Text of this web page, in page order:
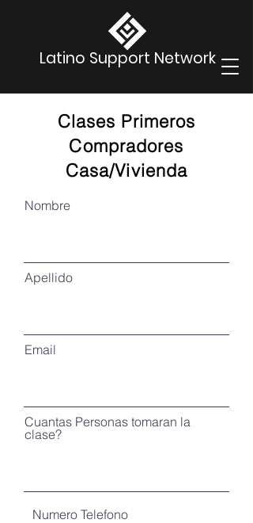
Latino Support Network
Clases Primeros
Compradores
Casa/Vivienda
Nombre
Apellido
Email
Cuantas Personas tomaran la
clase?
Numero Telefono